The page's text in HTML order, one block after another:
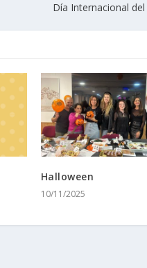
Día Internacional
Halloween
10/11/2025